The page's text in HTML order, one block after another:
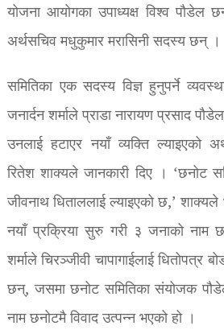
योजना आयोगका उपाध्यक्ष विश्व पौडेल
अर्थसचिव मधुकुमार मरासिनी सदस्य छन् ।
समितिका एक सदस्य विज्ञ हुनुपर्ने
जनार्दन शर्माले प्राडा नारायण प्रसाद
उनलाई हटाएर नयाँ व्यक्ति ल्याइएको
रितेश शाक्यले जानकारी दिए । ‘छनोट
जीवनाथ धिताललाई ल्याइएको छ,’
नयाँ प्रक्रिया सुरु गरी ३ जनाको नाम
शर्माले चिरञ्जीवी चापागाईलाई धितोपत्र
छन्, जसमा छनोट समितिका संयोजक
नाम छनोटमै विवाद उत्पन्न भएको हो ।